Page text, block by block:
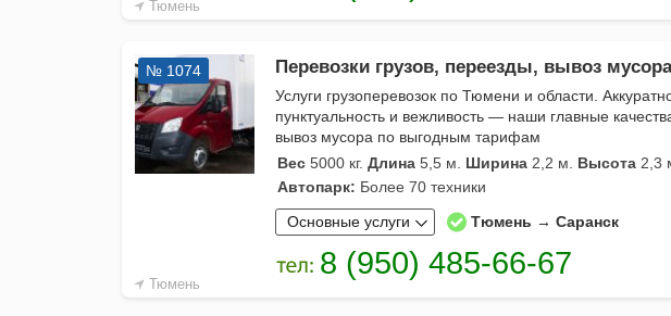
Тюмень
Тюмень
№ 1074 Перевозки грузов, переезды, вывоз
Услуги грузоперевозок по Тюмени и области.
пунктуальность и вежливость — наши главные
вывоз мусора по выгодным тарифам
Вес 5000 кг. Длина 5,5 м. Ширина 2,2 м. Высота 2,3
Автопарк: Более 70 техники
Основные услуги
Тюмень → Саранск